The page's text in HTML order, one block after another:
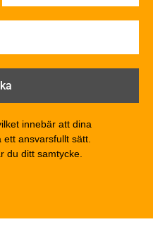
och konstruktioner
innebär att dina
ansvarsfullt sätt.
du ditt samtycke.